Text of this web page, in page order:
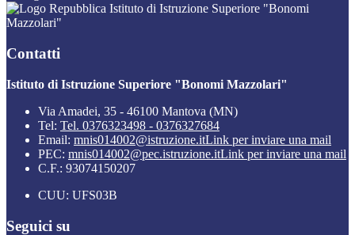
Istituto di Istruzione Superiore "Bonomi
Mazzolari"
Contatti
Istituto di Istruzione Superiore "Bonomi Mazzolari"
Via Amadei, 35 - 46100 Mantova (MN)
Tel: Tel. 0376323498 - 0376327684
Email: mnis014002@istruzione.itLink per inviare una mail
PEC: mnis014002@pec.istruzione.itLink per inviare una mail
C.F.: 93074150207
CUU: UFS03B
Seguici su